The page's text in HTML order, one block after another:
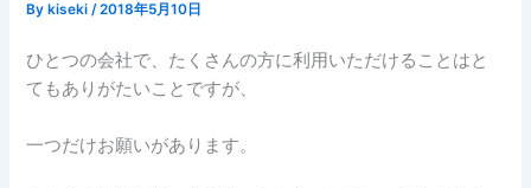
By kiseki/2018年5月10日
ひとつの会社で、たくさんの方に利用いただけることはと
てもありがたいことですが、
一つだけお願いがあります。